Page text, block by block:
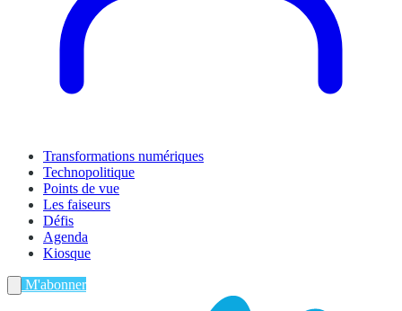
Transformations numériques
Technopolitique
Points de vue
Les faiseurs
Défis
Agenda
Kiosque
M'abonner